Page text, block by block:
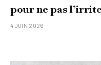
pour ne pas
4 JUIN 2026